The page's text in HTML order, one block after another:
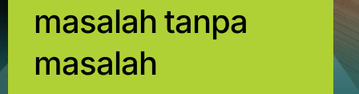
masalah tanpa
masalah